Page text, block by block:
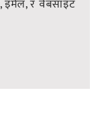
इमेल, र वेबसाइट